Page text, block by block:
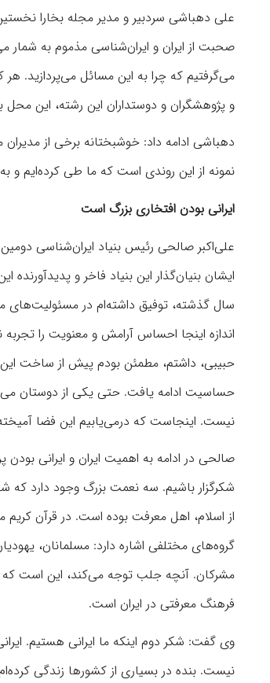
علی دهباشی سردبیر و مدیر مجله بخارا
صحبت از ایران و ایران‌شناسی مذموم به شمار
می‌گرفتیم که چرا به این مسائل می‌پردازید. هر
و پژوهشگران و دوستداران این رشته، این محل
دهباشی ادامه داد: خوشبختانه برخی از
نمونه از این روندی است که ما طی کرده‌ایم و
ایرانی بودن افتخاری بزرگ است
علی‌اکبر صالحی رئیس بنیاد ایران‌شناسی
سال گذشته، توفیق داشته‌ام در
اندازه اینجا احساس آرامش و معنویت را
حبیبی، داشتم، مطمئن بودم پیش از ساخت
حساسیت ادامه یافت. حتی یکی از دوستان
نیست. اینجاست که درمی‌یابیم این فضا
صالحی در ادامه به اهمیت ایران و ایرانی
شکرگزار باشیم. سه نعمت بزرگ وجود دارد
از اسلام، اهل معرفت بوده است. در قرآن کریم
گروه‌های مختلفی اشاره دارد: مسلمانان،
مشرکان. آنچه جلب توجه می‌کند، این است که
فرهنگ معرفتی در ایران است.
وی گفت: شکر دوم اینکه ما ایرانی هستیم.
نیست. بنده در بسیاری از کشورها زندگی